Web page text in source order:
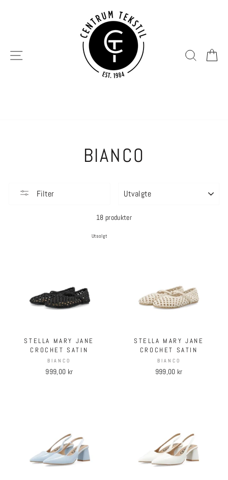
SIDENAVIGERING SØK
BIANCO
Filter
18 produkter
Utsolgt
STELLA MARY JANE
CROCHET SATIN
BIANCO
999,00 kr
STELLA MARY JANE
CROCHET SATIN
BIANCO
999,00 kr